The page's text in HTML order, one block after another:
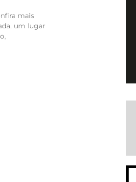
mais
um lugar